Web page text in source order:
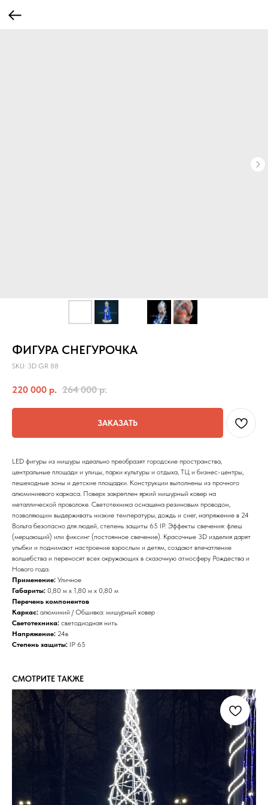
ФИГУРА СНЕГУРОЧКА
SKU: 3D GR 88
220 000 р. 264 000 р.
ЗАКАЗАТЬ
LED фигуры из мишуры идеально преобразят городские пространства,
центральные площади и улицы, парки культуры и отдыха, ТЦ и бизнес-центры,
пешеходные зоны и детские площадки. Конструкции выполнены из прочного
алюминиевого каркаса. Поверх закреплен яркий мишурный ковер на
металлической проволоке. Светотехника оснащена резиновым проводом,
позволяющим выдерживать низкие температуры, дождь и снег, напряжение в 24
Вольта безопасно для людей, степень защиты 65 IP. Эффекты свечения: флеш
(мерцающий) или фиксинг (постоянное свечение). Красочные 3D изделия дарят
улыбки и поднимают настроение взрослым и детям, создают впечатление
волшебства и переносят всех окружающих в сказочную атмосферу Рождества и
Нового года.
Применение: Уличное
Габариты: 0,80 м x 1,80 м x 0,80 м
Перечень компонентов
Каркас: алюминий / Обшивка: мишурный ковер
Светотехника: светодиодная нить
Напряжение: 24в
Степень защиты: IP 65
СМОТРИТЕ ТАКЖЕ